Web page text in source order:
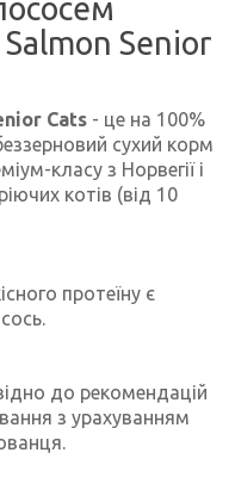
Senior
Cats - це на 100%
сухий корм
класу з Норвегії і
котів (від 10
протеїну є
до рекомендацій
з урахуванням